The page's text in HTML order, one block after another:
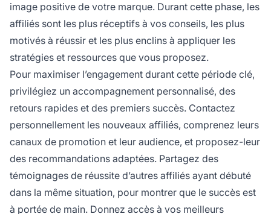
image positive de votre marque. Durant cette phase, les
affiliés sont les plus réceptifs à vos conseils, les plus
motivés à réussir et les plus enclins à appliquer les
stratégies et ressources que vous proposez.
Pour maximiser l’engagement durant cette période clé,
privilégiez un accompagnement personnalisé, des
retours rapides et des premiers succès. Contactez
personnellement les nouveaux affiliés, comprenez leurs
canaux de promotion et leur audience, et proposez-leur
des recommandations adaptées. Partagez des
témoignages de réussite d’autres affiliés ayant débuté
dans la même situation, pour montrer que le succès est
à portée de main. Donnez accès à vos meilleurs